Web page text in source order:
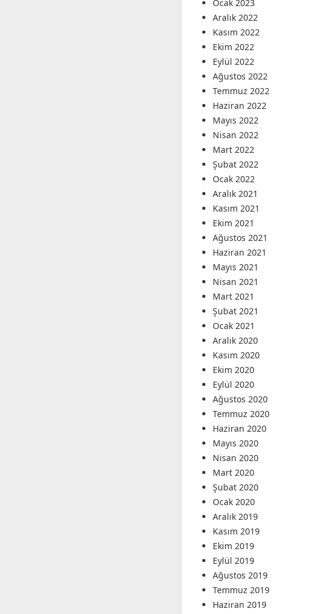
Ocak 2023
Aralık 2022
Kasım 2022
Ekim 2022
Eylül 2022
Ağustos 2022
Temmuz 2022
Haziran 2022
Mayıs 2022
Nisan 2022
Mart 2022
Şubat 2022
Ocak 2022
Aralık 2021
Kasım 2021
Ekim 2021
Ağustos 2021
Haziran 2021
Mayıs 2021
Nisan 2021
Mart 2021
Şubat 2021
Ocak 2021
Aralık 2020
Kasım 2020
Ekim 2020
Eylül 2020
Ağustos 2020
Temmuz 2020
Haziran 2020
Mayıs 2020
Nisan 2020
Mart 2020
Şubat 2020
Ocak 2020
Aralık 2019
Kasım 2019
Ekim 2019
Eylül 2019
Ağustos 2019
Temmuz 2019
Haziran 2019